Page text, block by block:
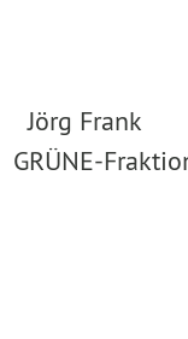
Frank